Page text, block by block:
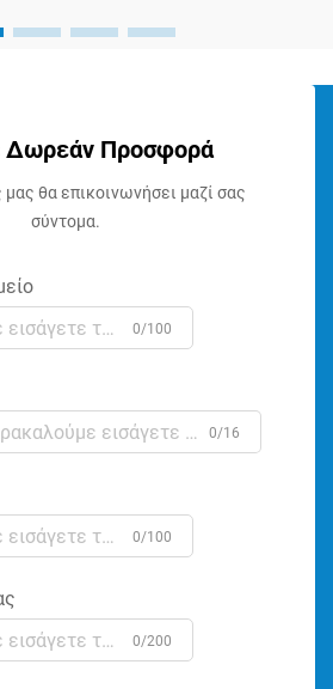
Δωρεάν Προσφορά
θα επικοινωνήσει μαζί σας
σύντομα.
0/100
0/16
0/100
0/200